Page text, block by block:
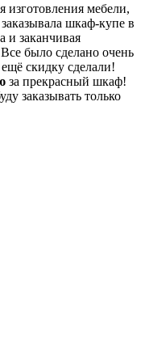
мебели,
шкаф-купе в
и заканчивая
было сделано очень
скидку сделали!
за прекрасный шкаф!
заказывать только